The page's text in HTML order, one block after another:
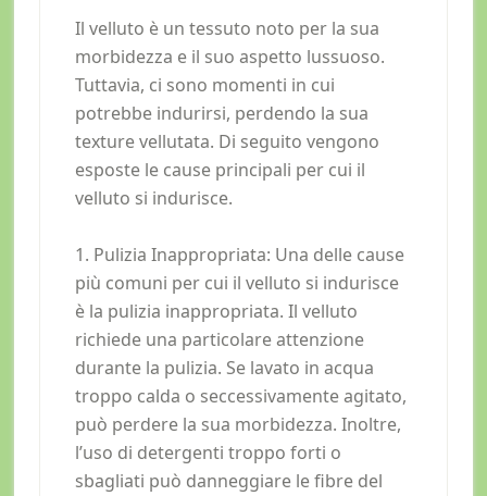
Il velluto è un tessuto noto per la sua
morbidezza e il suo aspetto lussuoso.
Tuttavia, ci sono momenti in cui
potrebbe indurirsi, perdendo la sua
texture vellutata. Di seguito vengono
esposte le cause principali per cui il
velluto si indurisce.
1. Pulizia Inappropriata: Una delle cause
più comuni per cui il velluto si indurisce
è la pulizia inappropriata. Il velluto
richiede una particolare attenzione
durante la pulizia. Se lavato in acqua
troppo calda o seccessivamente agitato,
può perdere la sua morbidezza. Inoltre,
l’uso di detergenti troppo forti o
sbagliati può danneggiare le fibre del